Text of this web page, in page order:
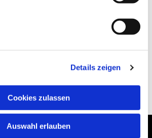
Details zeigen
Cookies zulassen
Auswahl erlauben